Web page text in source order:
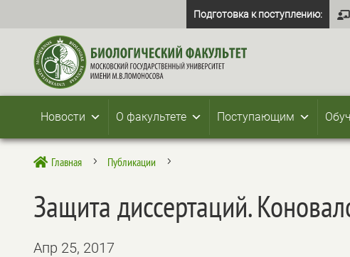
Подготовка к поступлению:
Новости О факультете Поступающим
 Главная 5 Публикации 5
Защита диссертаций.
Апр 25, 2017